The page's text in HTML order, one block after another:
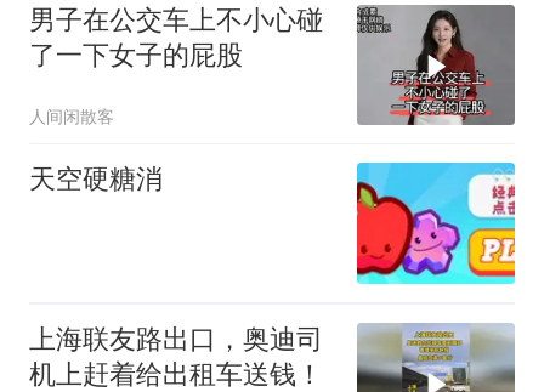
男子在公交车上不小心碰
了一下女子的屁股
人间闲散客
天空硬糖消
上海联友路出口，奥迪司
机上赶着给出租车送钱！